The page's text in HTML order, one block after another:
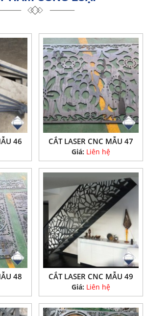
46 CẮT LASER CNC MẪU 47
Giá: Liên hệ
48 CẮT LASER CNC MẪU 49
Giá: Liên hệ